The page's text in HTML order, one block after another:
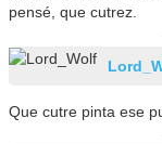
pensé, que cutrez.
Que cutre pinta ese